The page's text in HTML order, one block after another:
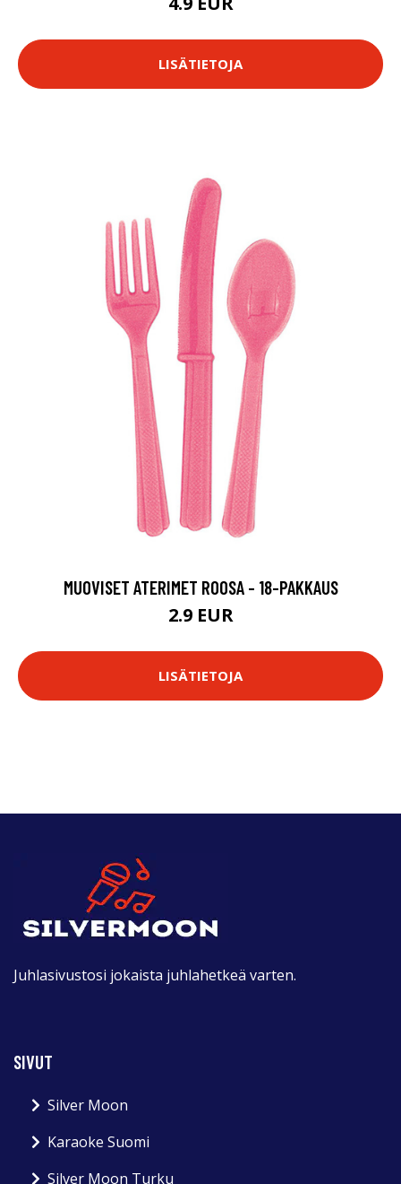
LISÄTIETOJA
MUOVISET ATERIMET ROOSA - 18-PAKKAUS
2.9 EUR
LISÄTIETOJA
Juhlasivustosi jokaista juhlahetkeä varten.
SIVUT
Silver Moon
Karaoke Suomi
Silver Moon Turku